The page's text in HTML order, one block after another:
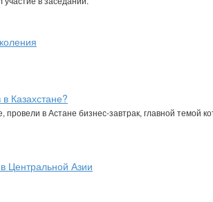
Казахстане?
в Астане бизнес-завтрак, главной темой
Центральной Азии